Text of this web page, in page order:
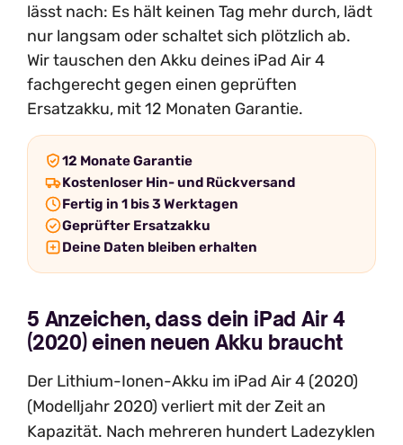
lässt nach: Es hält keinen Tag mehr durch, lädt
nur langsam oder schaltet sich plötzlich ab.
Wir tauschen den Akku deines iPad Air 4
fachgerecht gegen einen geprüften
Ersatzakku, mit 12 Monaten Garantie.
12 Monate Garantie
Kostenloser Hin- und Rückversand
Fertig in 1 bis 3 Werktagen
Geprüfter Ersatzakku
Deine Daten bleiben erhalten
5 Anzeichen, dass dein iPad Air 4
(2020) einen neuen Akku braucht
Der Lithium-Ionen-Akku im iPad Air 4 (2020)
(Modelljahr 2020) verliert mit der Zeit an
Kapazität. Nach mehreren hundert Ladezyklen